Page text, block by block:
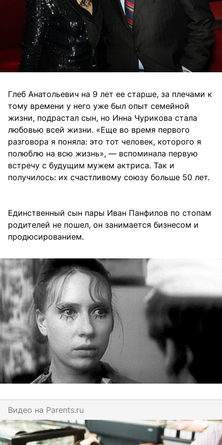
Глеб Анатольевич на 9 лет ее старше, за плечами к
тому времени у него уже был опыт семейной
жизни, подрастал сын, но Инна Чурикова стала
любовью всей жизни. «Еще во время первого
разговора я поняла: это тот человек, которого я
полюблю на всю жизнь», — вспоминала первую
встречу с будущим мужем актриса. Так и
получилось: их счастливому союзу больше 50 лет.
Единственный сын пары Иван Панфилов по стопам
родителей не пошел, он занимается бизнесом и
продюсированием.
Видео на parents.ru